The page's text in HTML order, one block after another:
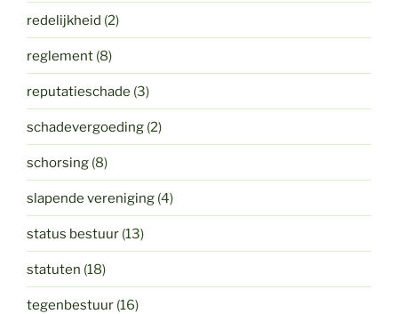
redelijkheid (2)
reglement (8)
reputatieschade (3)
schadevergoeding (2)
schorsing (8)
slapende vereniging (4)
status bestuur (13)
statuten (18)
tegenbestuur (16)